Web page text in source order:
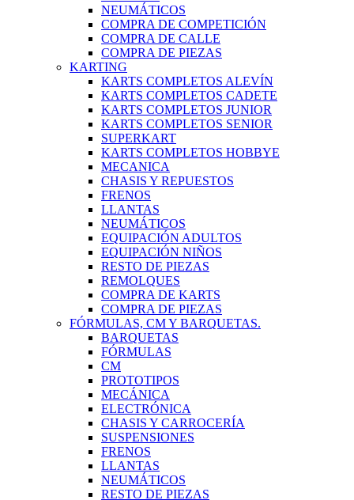
NEUMÁTICOS
COMPRA DE COMPETICIÓN
COMPRA DE CALLE
COMPRA DE PIEZAS
KARTING
KARTS COMPLETOS ALEVÍN
KARTS COMPLETOS CADETE
KARTS COMPLETOS JUNIOR
KARTS COMPLETOS SENIOR
SUPERKART
KARTS COMPLETOS HOBBYE
MECANICA
CHASIS Y REPUESTOS
FRENOS
LLANTAS
NEUMÁTICOS
EQUIPACIÓN ADULTOS
EQUIPACIÓN NIÑOS
RESTO DE PIEZAS
REMOLQUES
COMPRA DE KARTS
COMPRA DE PIEZAS
FÓRMULAS, CM Y BARQUETAS.
BARQUETAS
FÓRMULAS
CM
PROTOTIPOS
MECÁNICA
ELECTRÓNICA
CHASIS Y CARROCERÍA
SUSPENSIONES
FRENOS
LLANTAS
NEUMÁTICOS
RESTO DE PIEZAS